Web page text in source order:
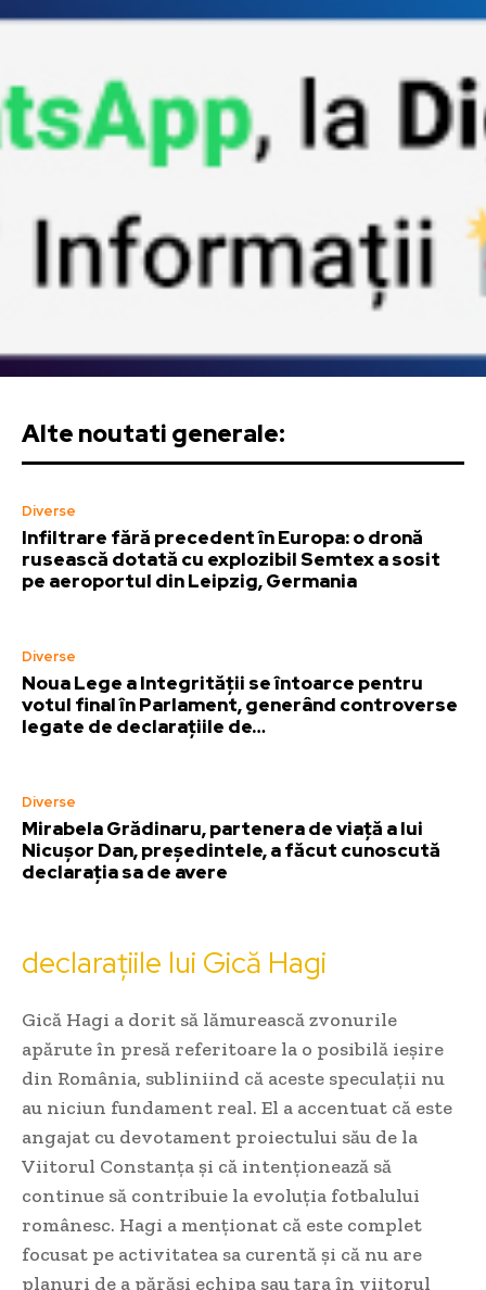
Alte noutati generale:
Diverse
Infiltrare fără precedent în Europa: o dronă
rusească dotată cu explozibil Semtex a sosit
pe aeroportul din Leipzig, Germania
Diverse
Noua Lege a Integrității se întoarce pentru
votul final în Parlament, generând controverse
legate de declarațiile de…
Diverse
Mirabela Grădinaru, partenera de viață a lui
Nicușor Dan, președintele, a făcut cunoscută
declarația sa de avere
declarațiile lui Gică Hagi
Gică Hagi a dorit să lămurească zvonurile
apărute în presă referitoare la o posibilă ieșire
din România, subliniind că aceste speculații nu
au niciun fundament real. El a accentuat că este
angajat cu devotament proiectului său de la
Viitorul Constanța și că intenționează să
continue să contribuie la evoluția fotbalului
românesc. Hagi a menționat că este complet
focusat pe activitatea sa curentă și că nu are
planuri de a părăsi echipa sau țara în viitorul